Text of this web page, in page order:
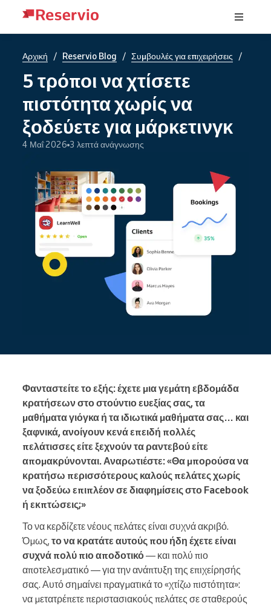
Αρχική / Reservio Blog / Συμβουλές για επιχειρήσεις /
5 τρόποι να χτίσετε
πιστότητα χωρίς να
ξοδεύετε για μάρκετινγκ
4 Μαΐ 2026 3 λεπτά ανάγνωσης
Φανταστείτε το εξής: έχετε μια γεμάτη εβδομάδα
κρατήσεων στο στούντιο ευεξίας σας, τα
μαθήματα γιόγκα ή τα ιδιωτικά μαθήματα σας… και
ξαφνικά, ανοίγουν κενά επειδή πολλές
πελάτισσες είτε ξεχνούν τα ραντεβού είτε
απομακρύνονται. Αναρωτιέστε: «Θα μπορούσα να
κρατήσω περισσότερους καλούς πελάτες χωρίς
να ξοδεύω επιπλέον σε διαφημίσεις στο Facebook
ή εκπτώσεις;»
Το να κερδίζετε νέους πελάτες είναι συχνά ακριβό.
Όμως, το να κρατάτε αυτούς που ήδη έχετε είναι
συχνά πολύ πιο αποδοτικό— και πολύ πιο
αποτελεσματικό — για την ανάπτυξη της επιχείρησής
σας. Αυτό σημαίνει πραγματικά το «χτίζω πιστότητα»:
να μετατρέπετε περιστασιακούς πελάτες σε σταθερούς